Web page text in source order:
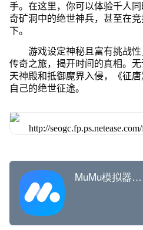
手。在这里，你可以体验千人
奇矿洞中的绝世神兵，甚至在
下。
游戏设定神秘且富有挑战
传奇之旅，揭开时间的真相。
天神殿和抵御魔界入侵，《征
自己的绝世征途。